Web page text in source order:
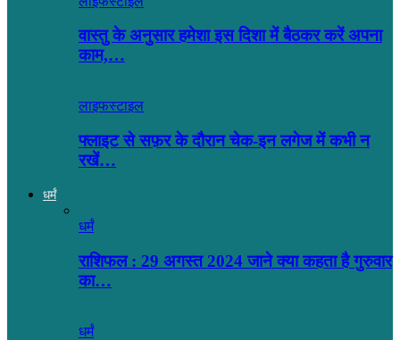
वास्तु के अनुसार हमेशा इस दिशा में बैठकर करें अपना
काम,…
लाइफस्टाइल
फ्लाइट से सफ़र के दौरान चेक-इन लगेज में कभी न
रखें…
धर्मं
धर्मं
राशिफल : 29 अगस्त 2024 जाने क्या कहता है गुरुवार
का…
धर्मं